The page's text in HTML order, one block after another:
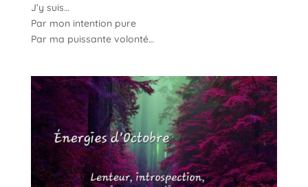
J’y suis…
Par mon intention pure
Par ma puissante volonté…